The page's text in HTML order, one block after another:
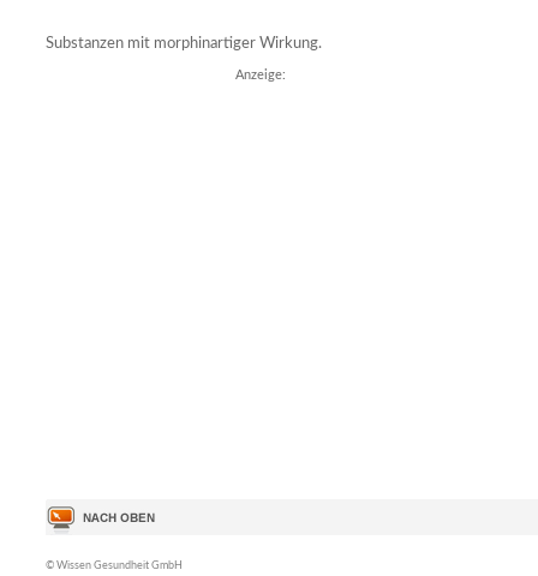
Substanzen mit morphinartiger Wirkung.
Anzeige:
© Wissen Gesundheit GmbH